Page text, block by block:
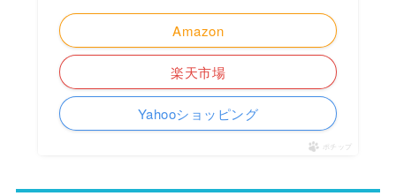
Amazon
楽天市場
Yahooショッピング
ポチップ